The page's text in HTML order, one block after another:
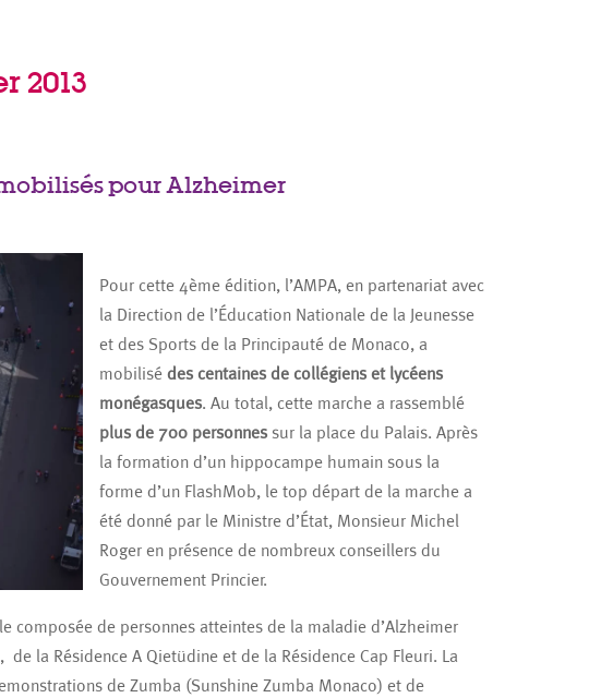
2013
pour Alzheimer
Pour cette 4ème édition, l’AMPA, en partenariat avec
la Direction de l’Éducation Nationale de la Jeunesse
et des Sports de la Principauté de Monaco, a
mobilisédes centaines de collégiens et lycéens
monégasques. Au total, cette marche a rassemblé
plus de 700 personnes sur la place du Palais. Après
la formation d’un hippocampe humain sous la
forme d’un FlashMob, le top départ de la marche a
été donné par le Ministre d’État, Monsieur Michel
Roger en présence de nombreux conseillers du
Gouvernement Princier.
composée de personnes atteintes de la maladie d’Alzheimer
la Résidence A Qietüdine et de la Résidence Cap Fleuri. La
de Zumba (Sunshine Zumba Monaco) et de